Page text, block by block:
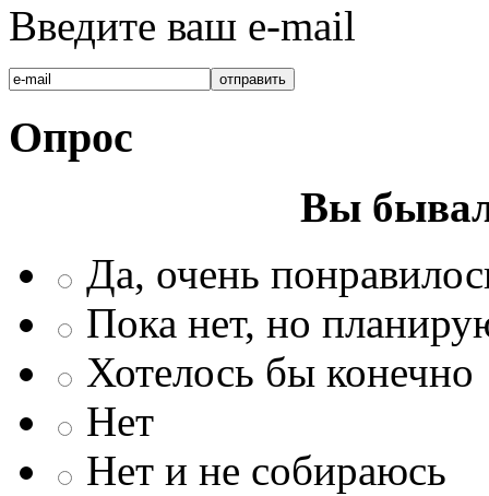
Введите ваш e-mail
Опрос
Вы
Да, очень
Пока нет, но
Хотелось бы конечно
Нет
Нет и не собираюсь